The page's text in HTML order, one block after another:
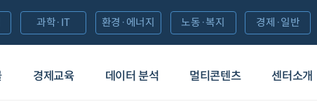
경제교육 데이터 분석 멀티콘텐츠 센터소개
과학·IT 환경·에너지 노동·복지 경제·일반